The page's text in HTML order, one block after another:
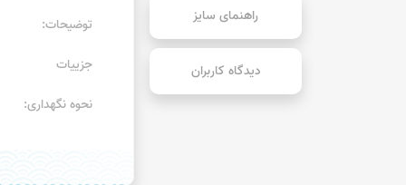
راهنمای سایز
دیدگاه کاربران
توضیحات:
جزییات
نحوه نگهداری: